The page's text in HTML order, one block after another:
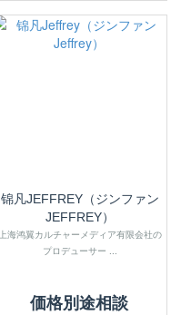
锦凡JEFFREY（ジンファン
JEFFREY）
上海鸿翼カルチャーメディア有限会社の
プロデューサー ...
価格別途相談